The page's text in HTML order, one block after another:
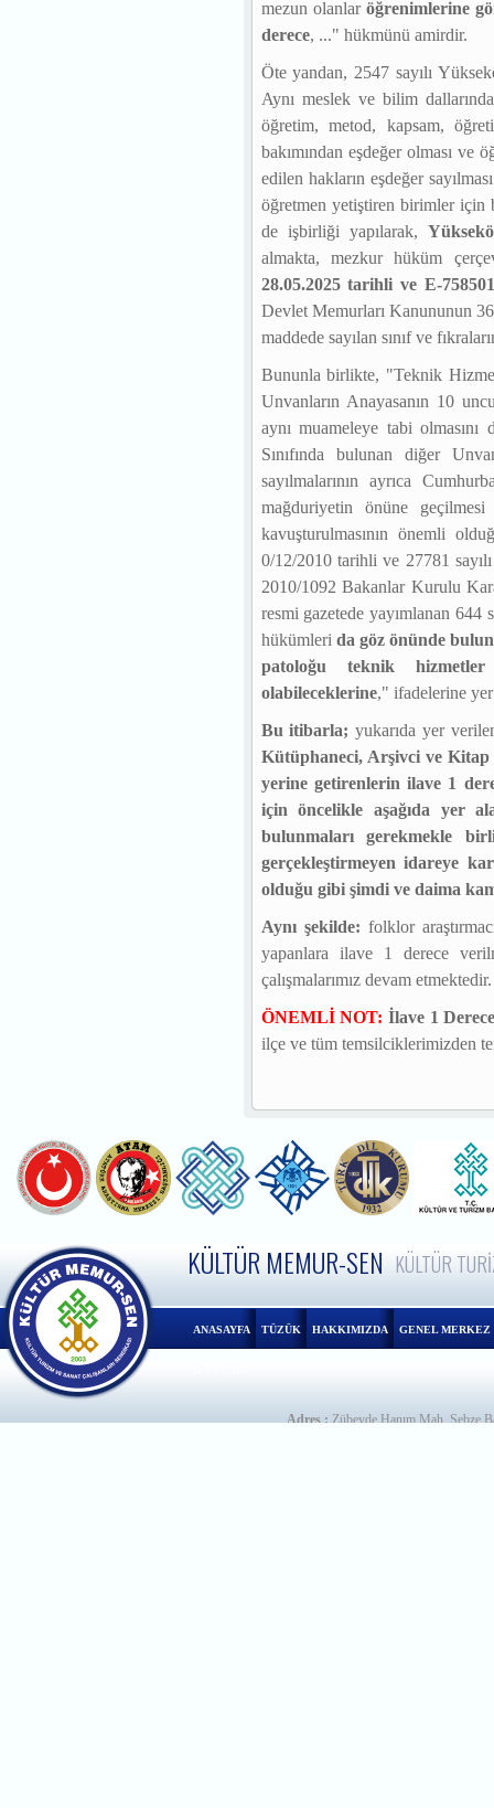
mezun olanlar öğrenimlerine
derece, ..." hükmünü amirdir.
Öte yandan, 2547 sayılı
Aynı meslek ve bilim
öğretim, metod, kapsam,
bakımından eşdeğer olması ve
edilen hakların eşdeğer
öğretmen yetiştiren birimler için
de işbirliği yapılarak,
almakta, mezkur hüküm
28.05.2025 tarihli ve E-
Devlet Memurları Kanununun
maddede sayılan sınıf ve
Bununla birlikte, "Teknik
Unvanların Anayasanın 10
aynı muameleye tabi
Sınıfında bulunan diğer
sayılmalarının ayrıca
mağduriyetin önüne geçilmesi
kavuşturulmasının önemli
0/12/2010 tarihli ve 27781
2010/1092 Bakanlar Kurulu
resmi gazetede yayımlanan 644
hükümleri da göz önünde
patoloğu teknik
olabileceklerine," ifadelerine
Bu itibarla; yukarıda yer
Kütüphaneci, Arşivci ve
yerine getirenlerin ilave 1
için öncelikle aşağıda yer
bulunmaları gerekmekle
gerçekleştirmeyen idareye
olduğu gibi şimdi ve daima
Aynı şekilde:folklor
yapanlara ilave 1 derece
çalışmalarımız devam etmektedir.
ÖNEMLİ NOT: İlave 1
ilçe ve tüm temsilciklerimizden
KÜLTÜR MEMUR-SEN KÜLTÜR
ANASAYFA TÜZÜK HAKKIMIZDA GENEL
Adres : Zübeyde Hanım Mah. Sebze